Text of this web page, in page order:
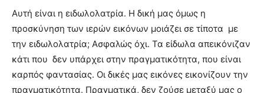
Αυτή είναι η ειδωλολατρία. Η δική μας όμως η
προσκύνηση των ιερών εικόνων μοιάζει σε τίποτα με
την ειδωλολατρία; Ασφαλώς όχι. Τα είδωλα απεικόνιζαν
κάτι που δεν υπάρχει στην πραγματικότητα, που είναι
καρπός φαντασίας. Οι δικές μας εικόνες εικονίζουν την
πραγματικότητα. Πραγματικά, δεν ζούσε μεταξύ μας ο